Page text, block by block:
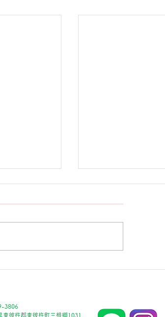
グカー見
3806
東彼杵郡東彼杵町三根郷1031